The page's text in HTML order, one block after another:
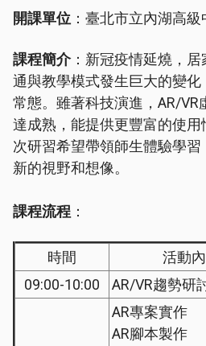
開課單位 ：臺北市立內湖高級
課程簡介：新冠疫情延燒，
通與教學模式發生巨大的變
常態。雖著科技演進，AR/VR
達成熟，能提供更豐富的使
次研習希望帶領師生體驗學
新的視野和想像。
課程流程 ：
時間 活動
09:00-10:00
AR/VR趨勢研
AR專案實作
AR腳本製作